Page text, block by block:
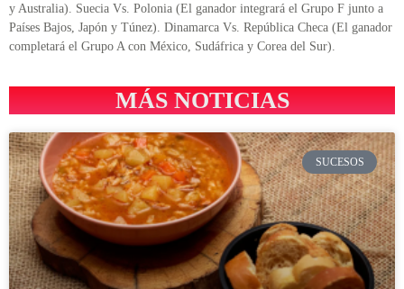
y Australia). Suecia Vs. Polonia (El ganador integrará el Grupo F junto a
Países Bajos, Japón y Túnez). Dinamarca Vs. República Checa (El ganador
completará el Grupo A con México, Sudáfrica y Corea del Sur).
MÁS NOTICIAS
SUCESOS